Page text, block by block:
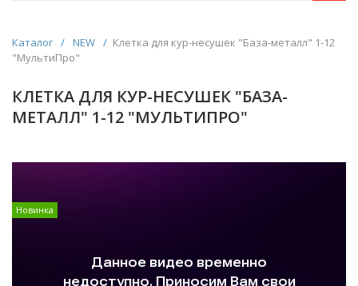
Каталог / NEW / Клетка для кур-несушек "База-металл" 1-12
"МультиПро"
КЛЕТКА ДЛЯ КУР-НЕСУШЕК "БАЗА-
МЕТАЛЛ" 1-12 "МУЛЬТИПРО"
Новинка